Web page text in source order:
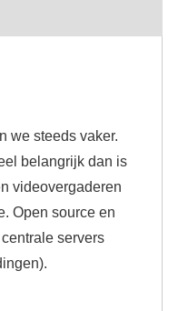
we steeds vaker.
belangrijk dan is
videovergaderen
Open source en
servers